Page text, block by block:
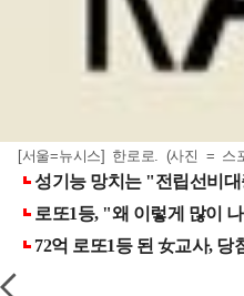
[서울=뉴시스] 한로로. (사진 = 스